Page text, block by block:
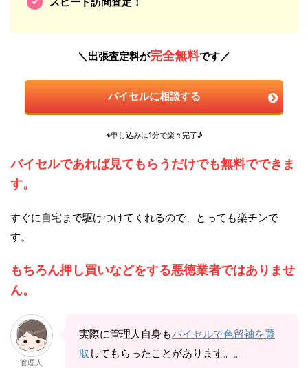
＼出張査定料が完全無料です／
バイセルに相談する
※申し込みは1分で楽々完了♪
バイセルであれば見てもらうだけでも無料でできま
す。
すぐに自宅まで駆けつけてくれるので、とっても楽チンで
す。
もちろん押し買いなどをする悪徳業者ではありませ
ん。
管理人
実際に管理人自身もバイセルで色留袖を買
取 してもらったことがあります。。